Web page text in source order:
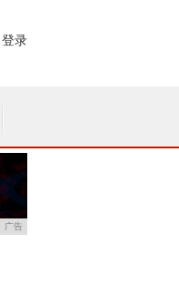
登录
广告